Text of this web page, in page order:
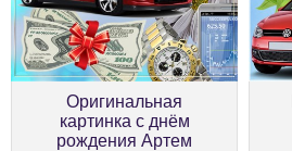
Оригинальная
картинка с днём
рождения Артем